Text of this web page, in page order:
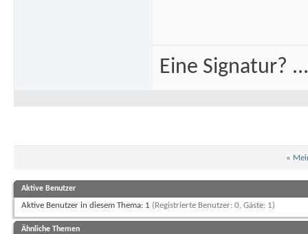
Eine Signatur?
«
Aktive Benutzer
Aktive Benutzer in diesem Thema: 1 (Registrierte Benutzer: 0, Gäste: 1)
Ähnliche Themen